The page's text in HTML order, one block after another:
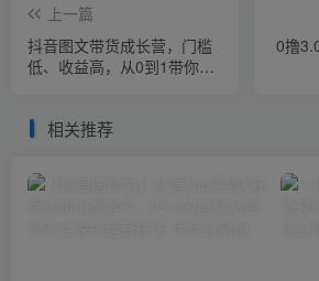
上一篇
抖音图文带货成长营，门槛
低、收益高，从0到1带你学
0撸
相关推荐